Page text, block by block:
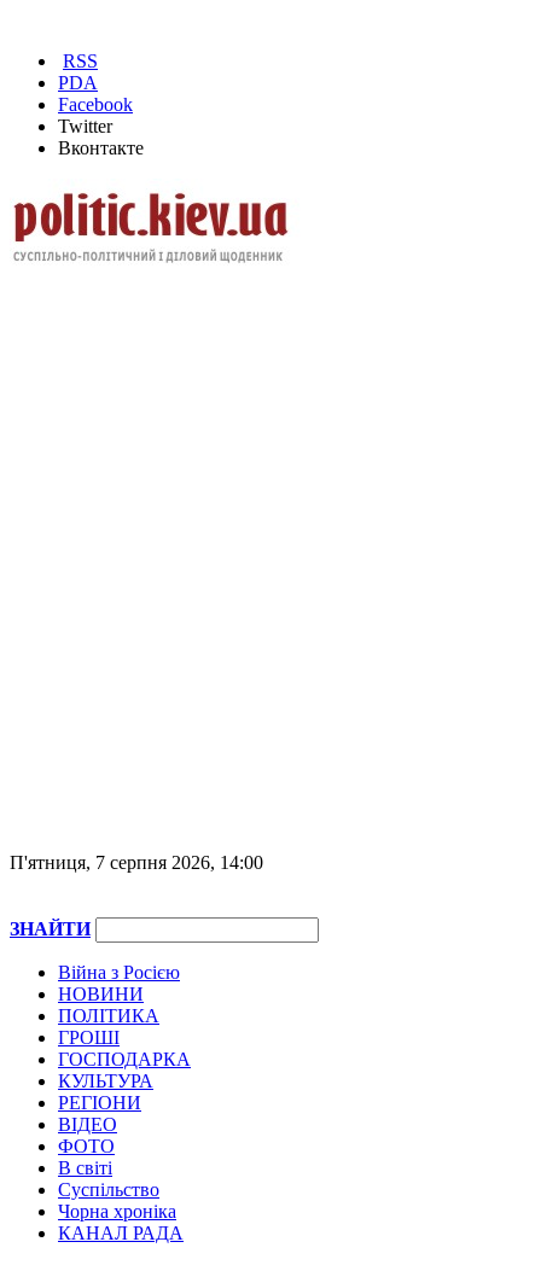
RSS
PDA
Facebook
Twitter
Вконтакте
П'ятниця, 7 серпня 2026, 14:00
ЗНАЙТИ
Війна з Росією
НОВИНИ
ПОЛІТИКА
ГРОШІ
ГОСПОДАРКА
КУЛЬТУРА
РЕГІОНИ
ВІДЕО
ФОТО
В світі
Суспільство
Чорна хроніка
КАНАЛ РАДА